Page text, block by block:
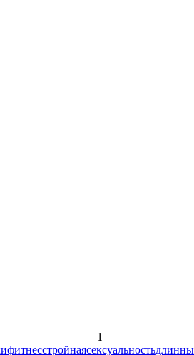
1
фитнесстройнаясексуальность